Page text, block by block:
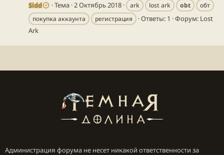
Sidd Тема 2 Октябрь 2018 ark lost ark obt
обт
покупка аккаунта
регистрация Ответы: 1 Форум: Lost
Ark
Администрация форума не несет никакой ответственности за